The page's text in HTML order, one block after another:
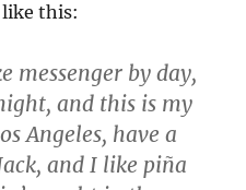
this:
messenger by day,
and this is my
Angeles, have a
and I like piña